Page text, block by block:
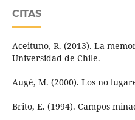
CITAS
Aceituno, R. (2013). La
Universidad de Chile.
Augé, M. (2000). Los no
Brito, E. (1994). Campos